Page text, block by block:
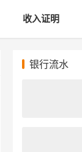
收入证明
银行流水